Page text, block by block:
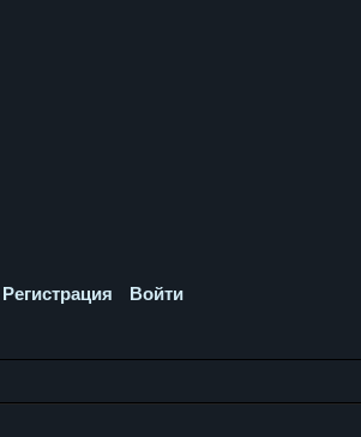
Регистрация Войти